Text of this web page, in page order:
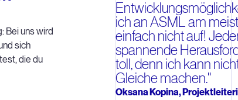
Bei uns wird
sich
die du
ich an ASML am
einfach nicht auf!
spannende
toll, denn ich kann
Gleiche machen."
Oksana Kopina,